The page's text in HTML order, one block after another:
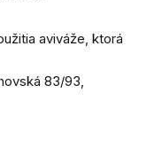
aviváže, ktorá
83/93,